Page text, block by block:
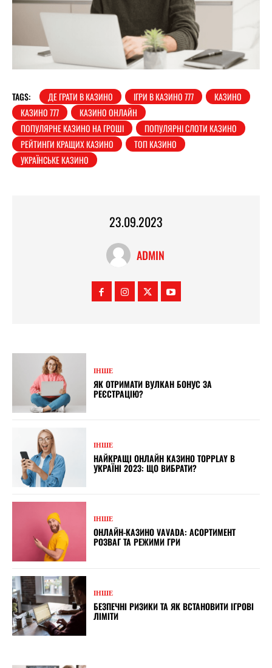
TAGS: ДЕ ГРАТИ В КАЗИНО ІГРИ В КАЗИНО 777
КАЗИНО
КАЗИНО 777
КАЗИНО ОНЛАЙН
ПОПУЛЯРНЕ КАЗИНО НА ГРОШІ
ПОПУЛЯРНІ СЛОТИ КАЗИНО
РЕЙТИНГИ КРАЩИХ КАЗИНО
ТОП КАЗИНО
УКРАЇНСЬКЕ КАЗИНО
23.09.2023
ADMIN
ІНШЕ
ЯК ОТРИМАТИ ВУЛКАН БОНУС ЗА
РЕЄСТРАЦІЮ?
ІНШЕ
НАЙКРАЩІ ОНЛАЙН КАЗИНО TOPPLAY В
УКРАЇНІ 2023: ЩО ВИБРАТИ?
ІНШЕ
ОНЛАЙН-КАЗИНО VAVADA: АСОРТИМЕНТ
РОЗВАГ ТА РЕЖИМИ ГРИ
ІНШЕ
БЕЗПЕЧНІ РИЗИКИ ТА ЯК ВСТАНОВИТИ ІГРОВІ
ЛІМІТИ